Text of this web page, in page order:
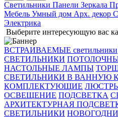
Светильники Панели Зеркала
Мебель Умный дом Арх. декор
Электрика
Выберите интересующую вас
ВСТРАИВАЕМЫЕ светильники
СВЕТИЛЬНИКИ
НАСТОЛЬНЫЕ ЛАМПЫ
СВЕТИЛЬНИКИ В ВАННУЮ
КОМПЛЕКТУЮЩИЕ
ОСВЕЩЕНИЕ ПОДСВЕТКА
АРХИТЕКТУРНАЯ
СВЕТИЛЬНИКИ